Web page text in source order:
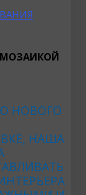
НОВОГО
НАША